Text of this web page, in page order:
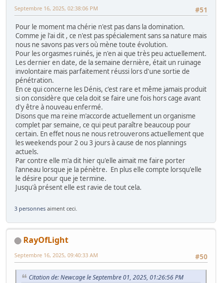
#51
Septembre 16, 2025, 02:38:06 PM
Pour le moment ma chérie n'est pas dans la domination.
Comme je l'ai dit , ce n'est pas spécialement sans sa nature mais
nous ne savons pas vers où mène toute évolution.
Pour les orgasmes ruinés, je n'en ai que très peu actuellement.
Les dernier en date, de la semaine dernière, était un ruinage
involontaire mais parfaitement réussi lors d'une sortie de
pénétration.
En ce qui concerne les Dénis, c'est rare et même jamais produit
si on considère que cela doit se faire une fois hors cage avant
d'y être à nouveau enfermé.
Disons que ma reine m'accorde actuellement un organisme
complet par semaine, ce qui peut paraître beaucoup pour
certain. En effet nous ne nous retrouverons actuellement que
les weekends pour 2 ou 3 jours à cause de nos plannings
actuels.
Par contre elle m'a dit hier qu'elle aimait me faire porter
l'anneau lorsque je la pénètre. En plus elle compte lorsqu'elle
le désire pour que je termine.
Jusqu'à présent elle est ravie de tout cela.
3 personnes aiment ceci.
RayOfLight
#50
Septembre 16, 2025, 09:40:33 AM
Citation de: Newcage le Septembre 01, 2025, 01:26:56 PM